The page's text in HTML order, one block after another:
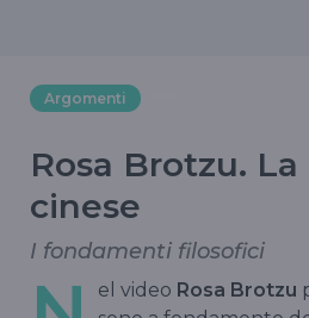
Argomenti
Rosa Brotzu.
cinese
I fondamenti filosofici
el video Rosa Brotzu